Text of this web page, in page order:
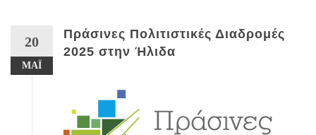
20
ΜΆΙ
Πράσινες Πολιτιστικές Διαδρομές
2025 στην Ήλιδα